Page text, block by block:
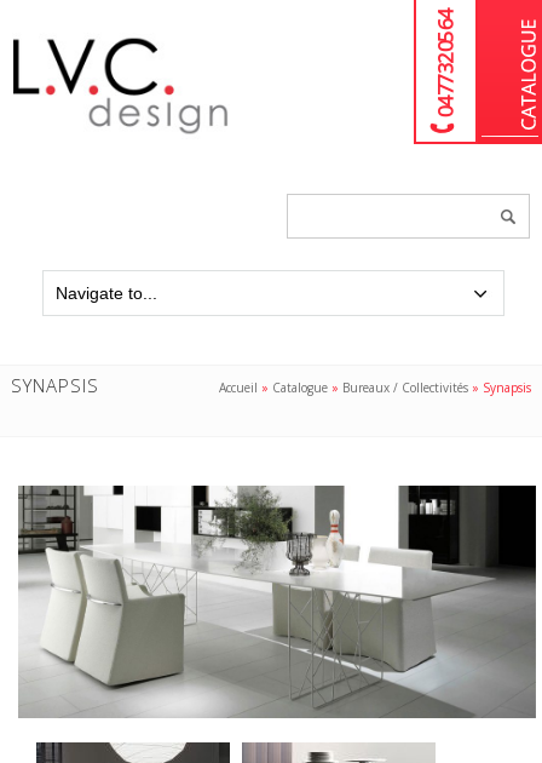
04 77 32 05 64
SYNAPSIS Accueil » Catalogue » Bureaux / Collectivités » Synapsis